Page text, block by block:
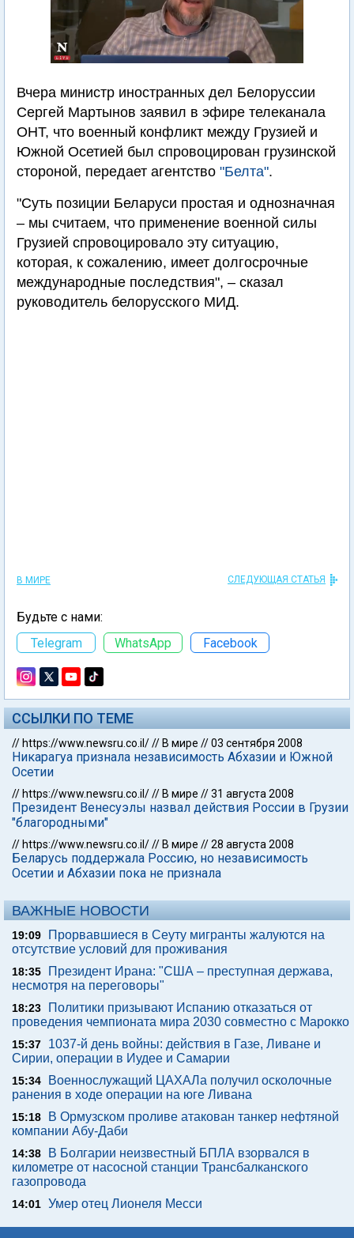
Вчера министр иностранных дел Белоруссии
Сергей Мартынов заявил в эфире телеканала
ОНТ, что военный конфликт между Грузией и
Южной Осетией был спровоцирован грузинской
стороной, передает агентство "Белта".
"Суть позиции Беларуси простая и однозначная
– мы считаем, что применение военной силы
Грузией спровоцировало эту ситуацию,
которая, к сожалению, имеет долгосрочные
международные последствия", – сказал
руководитель белорусского МИД.
В МИРЕ СЛЕДУЮЩАЯ СТАТЬЯ
Будьте с нами:
Telegram
WhatsApp Facebook
ССЫЛКИ ПО ТЕМЕ
// https://www.newsru.co.il/// В мире //03 сентября 2008
Никарагуа признала независимость Абхазии и Южной
Осетии
// https://www.newsru.co.il/// В мире //31 августа 2008
Президент Венесуэлы назвал действия России в Грузии
"благородными"
// https://www.newsru.co.il/// В мире //28 августа 2008
Беларусь поддержала Россию, но независимость
Осетии и Абхазии пока не признала
ВАЖНЫЕ НОВОСТИ
19:09
Прорвавшиеся в Сеуту мигранты жалуются на
отсутствие условий для проживания
18:35
Президент Ирана: "США – преступная держава,
несмотря на переговоры"
18:23
Политики призывают Испанию отказаться от
проведения чемпионата мира 2030 совместно с Марокко
15:37
1037-й день войны: действия в Газе, Ливане и
Сирии, операции в Иудее и Самарии
15:34
Военнослужащий ЦАХАЛа получил осколочные
ранения в ходе операции на юге Ливана
15:18
В Ормузском проливе атакован танкер нефтяной
компании Абу-Даби
14:38
В Болгарии неизвестный БПЛА взорвался в
километре от насосной станции Трансбалканского
газопровода
14:01 Умер отец Лионеля Месси